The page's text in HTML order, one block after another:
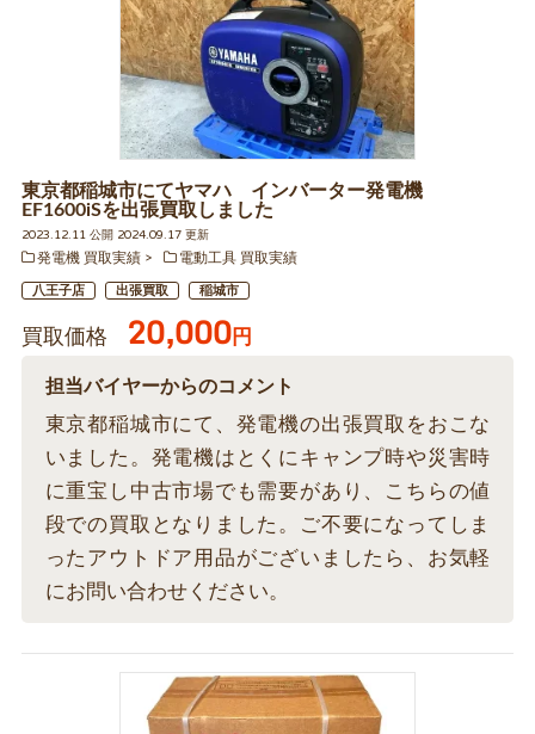
東京都稲城市にてヤマハ インバーター発電機
EF1600iSを出張買取しました
2023.12.11 公開 2024.09.17 更新
発電機 買取実績
電動工具 買取実績
八王子店 出張買取 稲城市
買取価格 20,000円
担当バイヤーからのコメント
東京都稲城市にて、発電機の出張買取をおこな
いました。発電機はとくにキャンプ時や災害時
に重宝し中古市場でも需要があり、こちらの値
段での買取となりました。ご不要になってしま
ったアウトドア用品がございましたら、お気軽
にお問い合わせください。